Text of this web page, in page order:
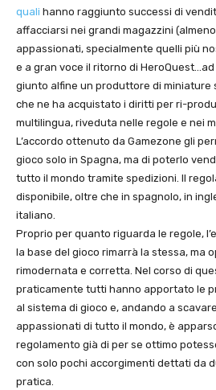
quali hanno raggiunto successi di
affacciarsi nei grandi magazzini
appassionati, specialmente quelli più
e a gran voce il ritorno di
giunto alfine un produttore di miniature
che ne ha acquistato i diritti per ri-
multilingua, riveduta nelle regole e nei
L’accordo ottenuto da Gamezone gli
gioco solo in Spagna, ma di poterlo
tutto il mondo tramite spedizioni. Il
disponibile, oltre che in spagnolo, in
italiano.
Proprio per quanto riguarda le regole,
la base del gioco rimarrà la stessa, ma
rimodernata e corretta. Nel corso di
praticamente tutti hanno apportato le
al sistema di gioco e, andando a
appassionati di tutto il mondo, è
regolamento già di per se ottimo
con solo pochi accorgimenti dettati da
pratica.